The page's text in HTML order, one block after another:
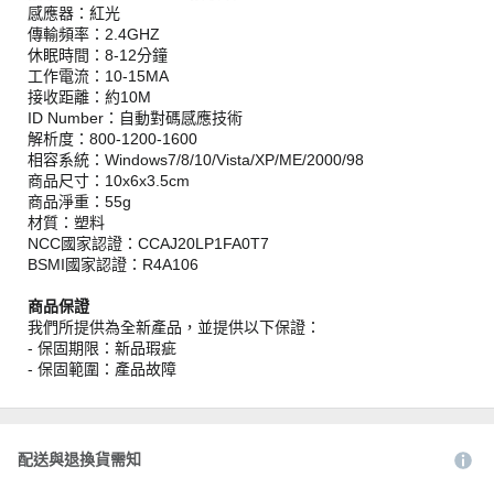
感應器：紅光
傳輸頻率：2.4GHZ
休眠時間：8-12分鐘
工作電流：10-15MA
接收距離：約10M
ID Number：自動對碼感應技術
解析度：800-1200-1600
相容系統：Windows7/8/10/Vista/XP/ME/2000/98
商品尺寸：10x6x3.5cm
商品淨重：55g
材質：塑料
NCC國家認證：CCAJ20LP1FA0T7
BSMI國家認證：R4A106
商品保證
我們所提供為全新產品，並提供以下保證：
- 保固期限：新品瑕疵
- 保固範圍：產品故障
配送與退換貨需知